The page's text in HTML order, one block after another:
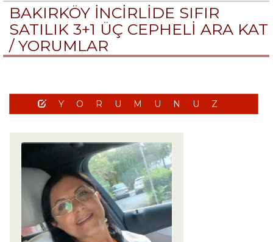
BAKIRKÖY İNCİRLİDE SIFIR
SATILIK 3+1 ÜÇ CEPHELİ ARA KAT
/ YORUMLAR
YORUMUNUZ